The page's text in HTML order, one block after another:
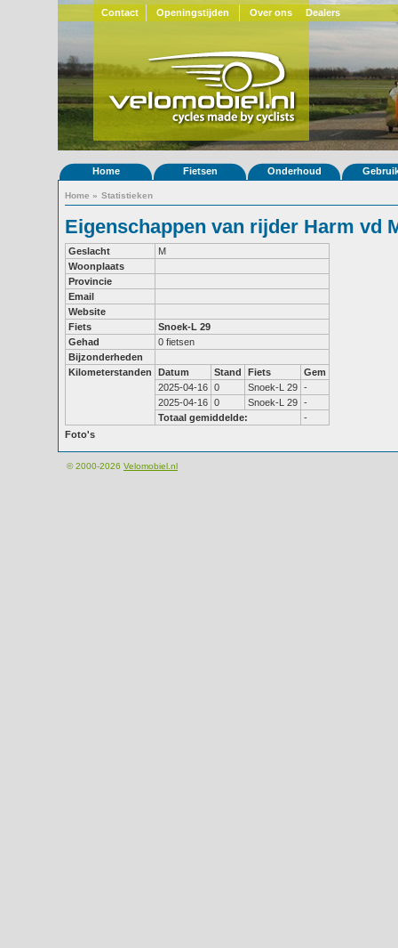
Contact Openingstijden Over ons Dealers
Home Fietsen Onderhoud
Home » Statistieken
Eigenschappen van rijder Harm vd
Geslacht
M
Woonplaats
Provincie
Email
Website
Fiets
Snoek-L 29
Gehad
0 fietsen
Bijzonderheden
Kilometerstanden
Datum Stand Fiets
Gem
2025-04-16 0 Snoek-L 29 -
2025-04-16 0 Snoek-L 29 -
Totaal gemiddelde:
-
Foto's
© 2000-2026 Velomobiel.nl